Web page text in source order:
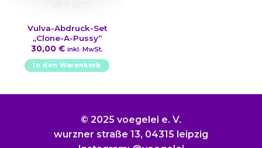
Vulva-Abdruck-Set
„Clone-A-Pussy“
30,00 € inkl. MwSt.
In den Warenkorb
© 2025 voegelei e. V.
wurzner straße 13, 04315 leipzig